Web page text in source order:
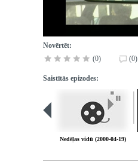
Novērtēt:
(0)
(0)
Saistītās epizodes:
Nedēļas vidū (2000-04-19)